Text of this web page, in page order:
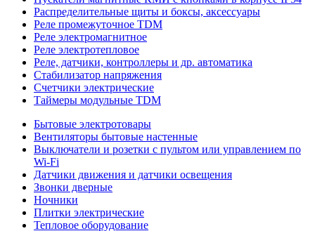
Распределительные щиты и боксы, аксессуары
Реле промежуточное TDM
Реле электромагнитное
Реле электротепловое
Реле, датчики, контроллеры и др. автоматика
Стабилизатор напряжения
Счетчики электрические
Таймеры модульные TDM
Бытовые электротовары
Вентиляторы бытовые настенные
Выключатели и розетки с пультом или управлением по
Wi-Fi
Датчики движения и датчики освещения
Звонки дверные
Ночники
Плитки электрические
Тепловое оборудование